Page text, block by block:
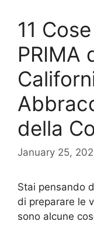
11
PRIMA
della
January 25,
Stai pensando
di preparare le
sono alcune